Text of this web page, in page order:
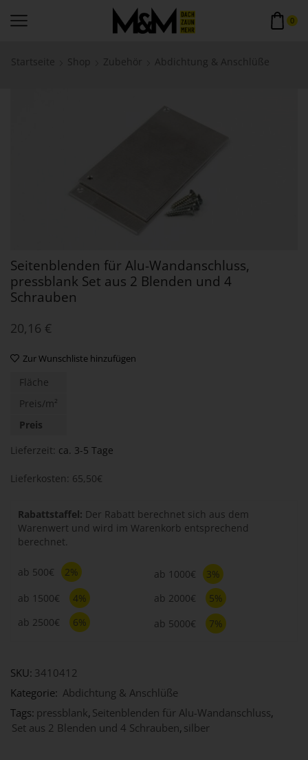
0
Startseite Shop Zubehör Abdichtung & Anschlüße
Seitenblenden für Alu-Wandanschluss,
pressblank Set aus 2 Blenden und 4
Schrauben
20,16 €
Zur Wunschliste hinzufügen
Fläche
Preis/m²
Preis
Lieferzeit: ca. 3-5 Tage
Lieferkosten: 65,50€
Rabattstaffel: Der Rabatt berechnet sich aus dem
Warenwert und wird im Warenkorb entsprechend
berechnet.
ab 500€ 2% ab 1000€
3%
ab 1500€
4% ab 2000€
5%
ab 2500€
6% ab 5000€ 7%
SKU: 3410412
Kategorie: Abdichtung & Anschlüße
Tags: pressblank,Seitenblenden für Alu-Wandanschluss,
Set aus 2 Blenden und 4 Schrauben,silber